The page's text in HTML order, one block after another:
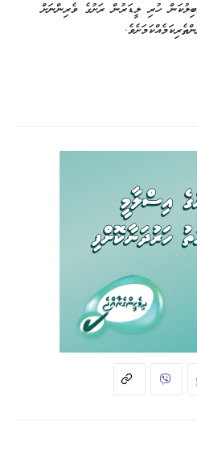
ހުރި ލީޑަރުން ރަށުގެ ވެރިންނަށް